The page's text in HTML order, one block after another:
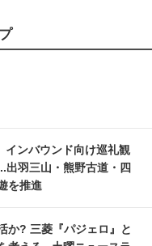
ンバウンド向け巡礼観
出羽三山・熊野古道・四
を推進
か? 三菱『パジェロ』と